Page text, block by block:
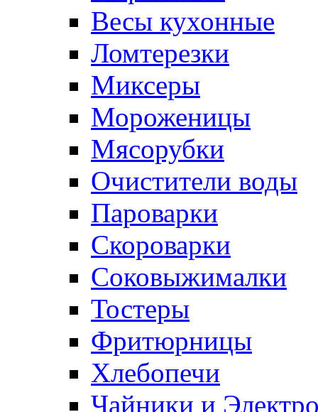
Весы кухонные
Ломтерезки
Миксеры
Мороженицы
Мясорубки
Очистители воды
Пароварки
Скороварки
Соковыжималки
Тостеры
Фритюрницы
Хлебопечи
Чайники и